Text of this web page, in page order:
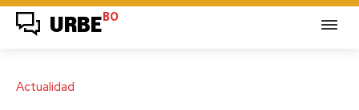
URBE BO
Actualidad